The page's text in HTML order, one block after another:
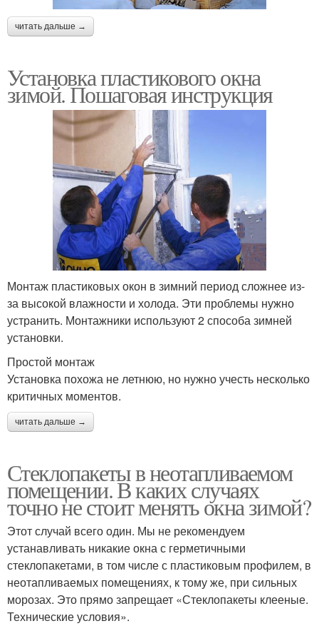
читать дальше →
Установка пластикового окна
зимой. Пошаговая инструкция
Монтаж пластиковых окон в зимний период сложнее из-
за высокой влажности и холода. Эти проблемы нужно
устранить. Монтажники используют 2 способа зимней
установки.
Простой монтаж
Установка похожа не летнюю, но нужно учесть несколько
критичных моментов.
читать дальше →
Стеклопакеты в неотапливаемом
помещении. В каких случаях
точно не стоит менять окна зимой?
Этот случай всего один. Мы не рекомендуем
устанавливать никакие окна с герметичными
стеклопакетами, в том числе с пластиковым профилем, в
неотапливаемых помещениях, к тому же, при сильных
морозах. Это прямо запрещает «Стеклопакеты клееные.
Технические условия».